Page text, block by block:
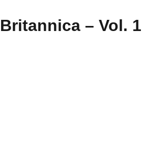
– Vol. 1